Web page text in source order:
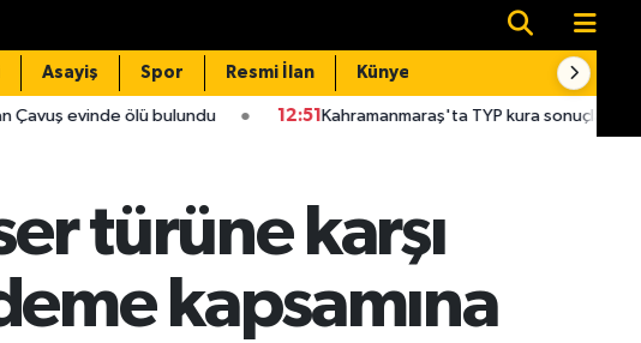
Asayiş Spor Resmi İlan Künye
bulundu 12:51Kahramanmaraş'ta TYP kura sonuçları açıklandı! işte 120
türüne karşı
kapsamına